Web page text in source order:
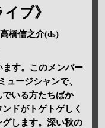
ブ》
橋信之介(ds)
す。このメンバー
ュージシャンで、
いる方たちばか
ドがトゲトゲしく
します。深い秋の